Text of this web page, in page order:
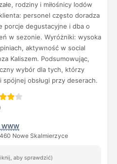
rodziny i miłośnicy lodów
personel często doradza
porcje degustacyjne i dba o
w sezonie. Wyróżniki: wysoka
aktywność w social
Kaliszem. Podsumowując,
wybór dla tych, którzy
obsługi przy deserach.
Nowe Skalmierzyce
aby sprawdzić)